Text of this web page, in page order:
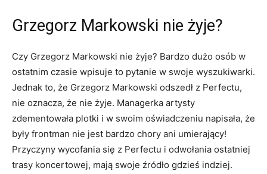
Grzegorz Markowski nie żyje?
Czy Grzegorz Markowski nie żyje? Bardzo dużo osób w
ostatnim czasie wpisuje to pytanie w swoje wyszukiwarki.
Jednak to, że Grzegorz Markowski odszedł z Perfectu,
nie oznacza, że nie żyje. Managerka artysty
zdementowała plotki i w swoim oświadczeniu napisała, że
były frontman nie jest bardzo chory ani umierający!
Przyczyny wycofania się z Perfectu i odwołania ostatniej
trasy koncertowej, mają swoje źródło gdzieś indziej.